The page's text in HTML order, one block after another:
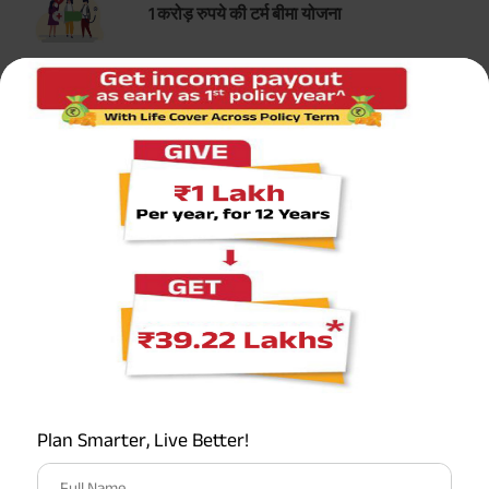
Plan Smarter, Live Better!
1 करोड़ रुपये की टर्म बीमा योजना
सर्वाधिक लोकप्रिय कैलकुलेटर
टर्म इन्शुरन्स कैलकुलेटर
एचएलवी कैलकुलेटर
ग्रेच्युटी कैलकुलेटर
एमआईएस कैलकुलेटर
ईपीएफ कैलकुलेटर